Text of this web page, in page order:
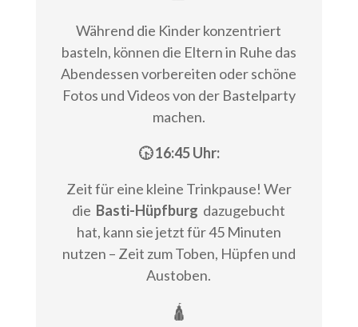
Während die Kinder konzentriert
basteln, können die Eltern in Ruhe das
Abendessen vorbereiten oder schöne
Fotos und Videos von der Bastelparty
machen.
🕟 16:45 Uhr:
Zeit für eine kleine Trinkpause! Wer
die Basti-Hüpfburg dazugebucht
hat, kann sie jetzt für 45 Minuten
nutzen – Zeit zum Toben, Hüpfen und
Austoben.
🛕